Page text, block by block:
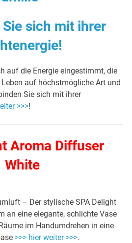
sich mit ihrer
auf die Energie eingestimmt, die
Leben auf höchstmögliche Art und
Sie sich mit ihrer
>>>!
Aroma Diffuser
White
– Der stylische SPA Delight
an eine elegante, schlichte Vase
im Handumdrehen in eine
>>> hier weiter >>>.